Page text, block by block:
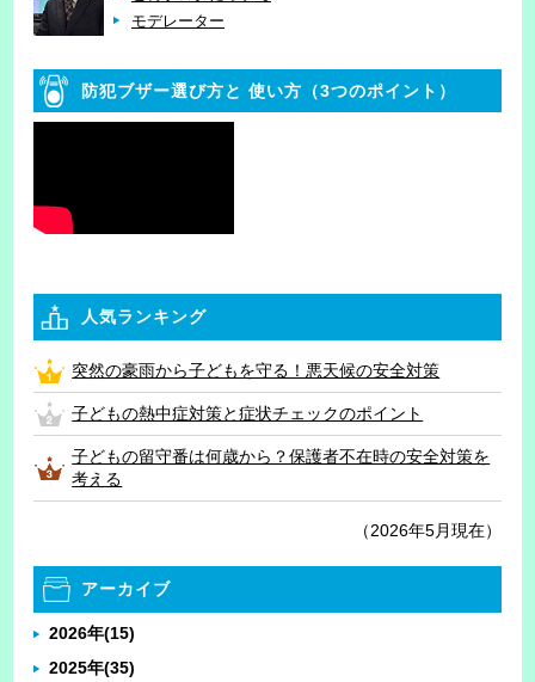
モデレーター
防犯ブザー選び方と 使い方（3つのポイント）
人気ランキング
突然の豪雨から子どもを守る！悪天候の安全対策
子どもの熱中症対策と症状チェックのポイント
子どもの留守番は何歳から？保護者不在時の安全対策を
考える
（2026年5月現在）
アーカイブ
2026年(15)
2025年(35)